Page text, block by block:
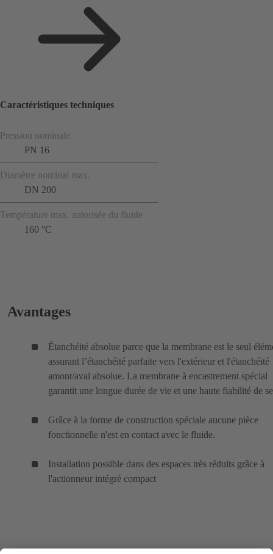
Caractéristiques techniques
Pression nominale
PN 16
Diamètre nominal max.
DN 200
Température max. autorisée du fluide
160 °C
Avantages
Étanchéité absolue parce que la membrane est le seul
assurant l’étanchéité parfaite vers l'extérieur et l'étanchéité
amont/aval absolue. La membrane à encastrement spécial
garantit une longue durée de vie et une haute fiabilité de
Grâce à la forme de construction spéciale aucune pièce
fonctionnelle n'est en contact avec le fluide.
Installation possible dans des espaces très réduits grâce à
l'actionneur intégré compact